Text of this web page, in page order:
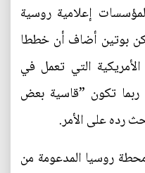
إعلامية روسية
بوتين أضاف أن خططا
التي تعمل في
ربما تكون ”قاسية بعض
رده على الأمر.
روسيا المدعومة من